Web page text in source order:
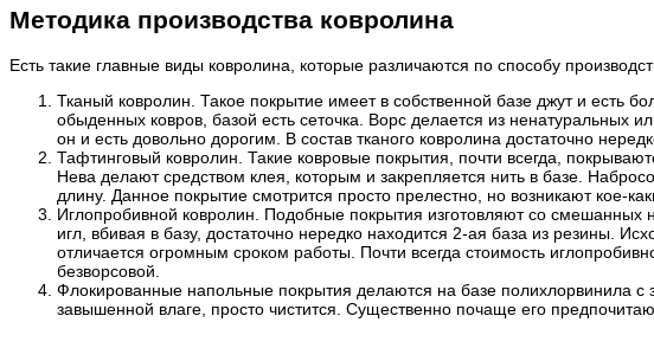
Методика производства ковролина
Есть такие главные виды ковролина, которые различаются по способу
Тканый ковролин. Такое покрытие имеет в собственной базе джут и есть
обыденных ковров, базой есть сеточка. Ворс делается из ненатуральных
он и есть довольно дорогим. В состав тканого ковролина достаточно
Тафтинговый ковролин. Такие ковровые покрытия, почти всегда,
Нева делают средством клея, которым и закрепляется нить в базе.
длину. Данное покрытие смотрится просто прелестно, но возникают кое-
Иглопробивной ковролин. Подобные покрытия изготовляют со смешанных
игл, вбивая в базу, достаточно нередко находится 2-ая база из резины.
отличается огромным сроком работы. Почти всегда стоимость
безворсовой.
Флокированные напольные покрытия делаются на базе полихлорвинила
завышенной влаге, просто чистится. Существенно почаще его